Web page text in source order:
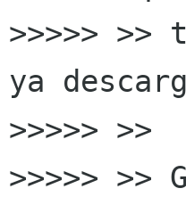
>>>>> >>
ya
>>>>> >>
>>>>> >>